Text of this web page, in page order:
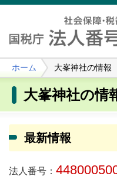
ホーム 大峯神社の情報
大峯神社の情
最新情報
法人番号：